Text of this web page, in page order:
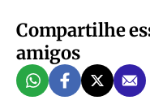
Compartilhe
amigos